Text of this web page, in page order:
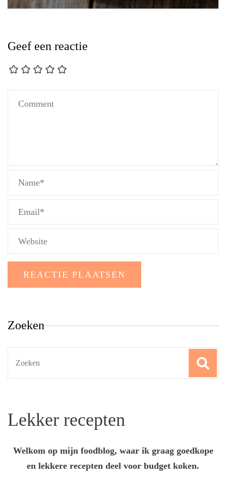
Geef een reactie
Zoeken
Lekker recepten
Welkom op mijn foodblog, waar ik graag goedkope
en lekkere recepten deel voor budget koken.